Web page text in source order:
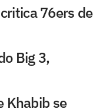
76ers de
Big 3,
Khabib se